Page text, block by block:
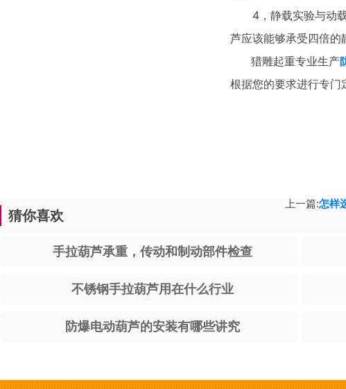
4，静载实验与动载
芦应该能够承受四倍的
猎雕起重专业生产
根据您的要求进行专门
上一篇:怎样
猜你喜欢
手拉葫芦承重，传动和制动部件检查
不锈钢手拉葫芦用在什么行业
防爆电动葫芦的安装有哪些讲究